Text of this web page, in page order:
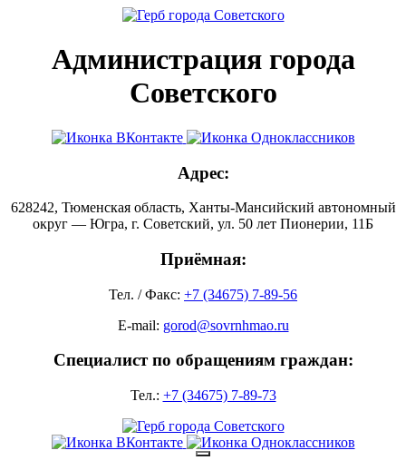
Администрация города
Советского
Адрес:
628242, Тюменская область, Ханты-Мансийский автономный
округ — Югра, г. Советский, ул. 50 лет Пионерии, 11Б
Приёмная:
Тел. / Факс: +7 (34675) 7-89-56
E-mail: gorod@sovrnhmao.ru
Специалист по обращениям граждан:
Тел.: +7 (34675) 7-89-73